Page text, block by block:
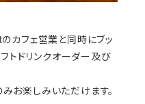
フェ営業と同時にブッ
トドリンクオーダー及び
お楽しみいただけます。